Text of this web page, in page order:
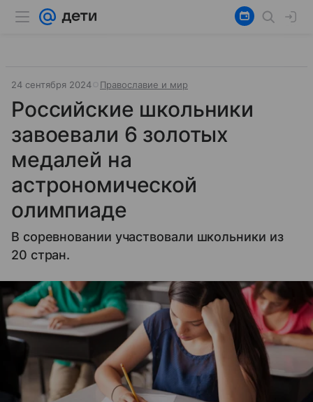
24 сентября 2024 Православие и мир
Российские школьники
завоевали 6 золотых
медалей на
астрономической
олимпиаде
В соревновании участвовали школьники из
20 стран.